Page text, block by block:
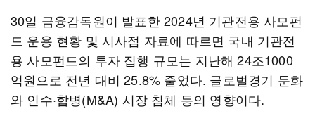
30일 금융감독원이 발표한 2024년 기관전용 사모펀
드 운용 현황 및 시사점 자료에 따르면 국내 기관전
용 사모펀드의 투자 집행 규모는 지난해 24조1000
억원으로 전년 대비 25.8% 줄었다. 글로벌경기 둔화
와 인수·합병(M&A) 시장 침체 등의 영향이다.